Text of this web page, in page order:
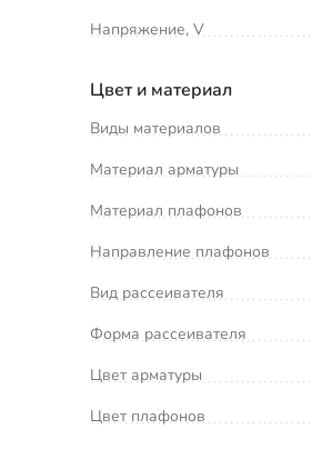
Напряжение, V
Цвет и материал
Виды материалов
Материал арматуры
Материал плафонов
Направление плафонов
Вид рассеивателя
Форма рассеивателя
Цвет арматуры
Цвет плафонов